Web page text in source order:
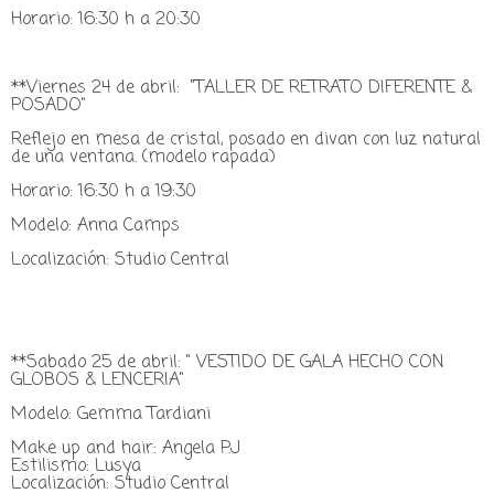
Horario: 16:30 h a 20:30
**Viernes 24 de abril: "TALLER DE RETRATO DIFERENTE &
POSADO"
Reflejo en mesa de cristal, posado en divan con luz natural
de una ventana. (modelo rapada)
Horario: 16:30 h a 19:30
Modelo: Anna Camps
Localización: Studio Central
**Sabado 25 de abril: " VESTIDO DE GALA HECHO CON
GLOBOS & LENCERIA"
Modelo: Gemma Tardiani
Make up and hair: Angela P.J
Estilismo: Lusya
Localización: Studio Central